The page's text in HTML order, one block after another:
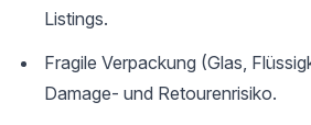
Listings.
Fragile Verpackung (Glas,
Damage- und Retourenrisiko.